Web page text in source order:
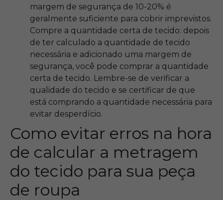
margem de segurança de 10-20% é
geralmente suficiente para cobrir imprevistos.
Compre a quantidade certa de tecido: depois
de ter calculado a quantidade de tecido
necessária e adicionado uma margem de
segurança, você pode comprar a quantidade
certa de tecido. Lembre-se de verificar a
qualidade do tecido e se certificar de que
está comprando a quantidade necessária para
evitar desperdício.
Como evitar erros na hora
de calcular a metragem
do tecido para sua peça
de roupa